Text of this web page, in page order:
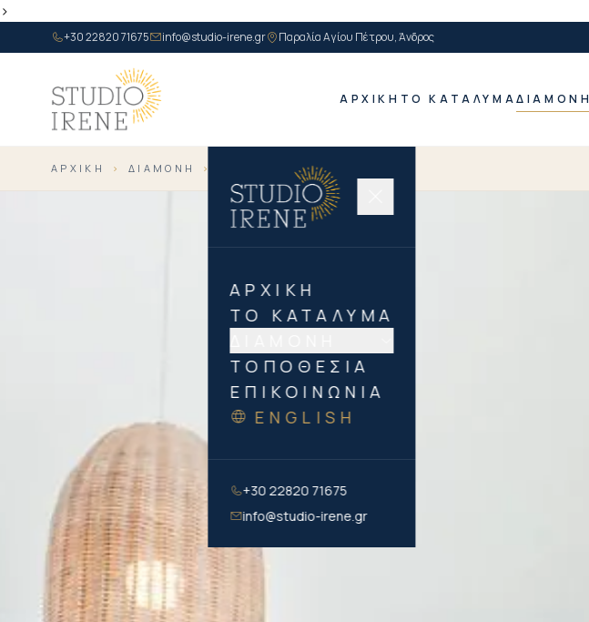
>
+30 22820 71675 info@studio-irene.gr Παραλία Αγίου Πέτρου, Άνδρος
ΑΡΧΙΚΉ ΤΟ ΚΑΤΆΛΥΜΑΔΙΑΜΟΝΉ
ΑΡΧΙΚΉ
ΤΟ ΚΑΤΆΛΥΜΑ
ΤΟΠΟΘΕΣΊΑ
ΕΠΙΚΟΙΝΩΝΊΑ
ENGLISH
+30 22820 71675
info@studio-irene.gr
ΑΡΧΙΚΉ › ΔΙΑΜΟΝΉ › APARTMENT FOR 4